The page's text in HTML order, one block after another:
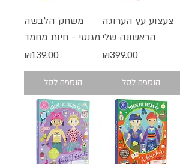
צעצוע עץ הערוגה
הראשונה שלי
מחיר
₪399.00
הוספה לסל
משחק הלבשה
מגנטי - חיות מחמד
מחיר
₪139.00
הוספה לסל